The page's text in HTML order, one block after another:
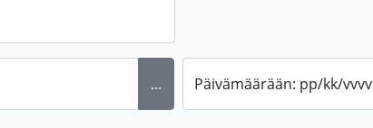
... Päivämäärään: pp/kk/vvvv